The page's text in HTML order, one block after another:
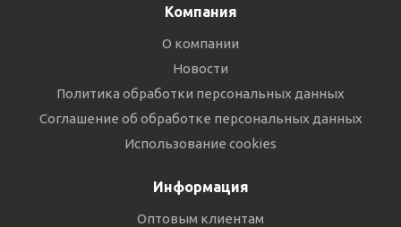
Компания
О компании
Новости
Политика обработки персональных данных
Соглашение об обработке персональных данных
Использование cookies
Информация
Оптовым клиентам